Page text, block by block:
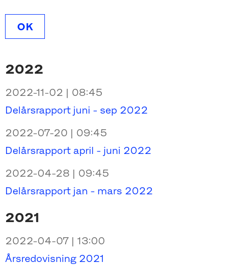
OK
2022
2022-11-02 | 08:45
Delårsrapport juni - sep 2022
2022-07-20 | 09:45
Delårsrapport april - juni 2022
2022-04-28 | 09:45
Delårsrapport jan - mars 2022
2021
2022-04-07 | 13:00
Årsredovisning 2021